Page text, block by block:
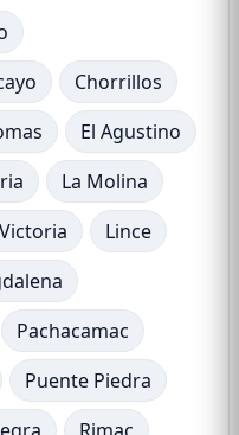
Chorrillos
El Agustino
La Molina
Lince
Pachacamac
Puente Piedra